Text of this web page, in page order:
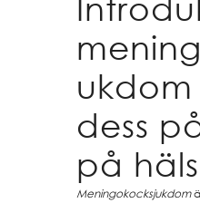
dess
på
Meningokocksjukdom